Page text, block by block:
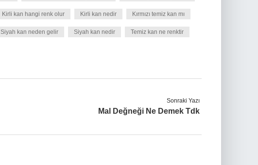
Kirli kan hangi renk olur Kirli kan nedir Kırmızı temiz kan mı
Siyah kan neden gelir Siyah kan nedir Temiz kan ne renktir
Sonraki Yazı
Mal Değneği Ne Demek Tdk